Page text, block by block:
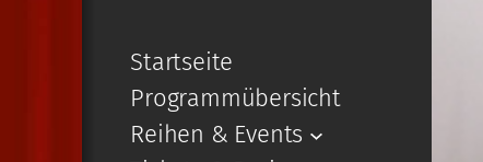
Startseite
Programmübersicht
Reihen & Events